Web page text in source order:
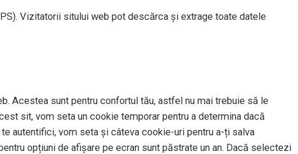
Vizitatorii sitului web pot descărca și extrage toate datele
Acestea sunt pentru confortul tău, astfel nu mai trebuie să le
sit, vom seta un cookie temporar pentru a determina dacă
autentifici, vom seta și câteva cookie-uri pentru a-ți salva
opțiuni de afișare pe ecran sunt păstrate un an. Dacă selectezi